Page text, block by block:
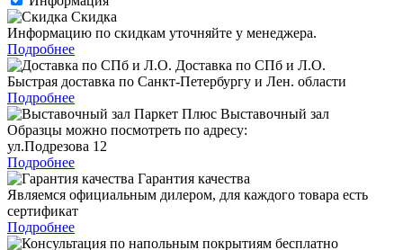
Скидка
Информацию по скидкам уточняйте у менеджера.
Подробнее
Доставка по СПб и Л.О.
Быстрая доставка по Санкт-Петербургу и Лен. области
Подробнее
Выставочный зал
Образцы можно посмотреть по адресу:
ул.Подрезова 12
Подробнее
Гарантия качества
Являемся официальным дилером, для каждого товара есть
сертификат
Подробнее